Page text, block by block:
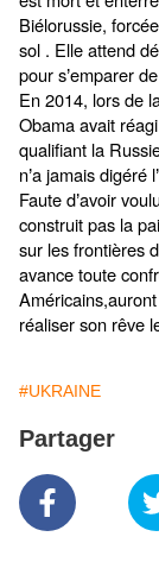
Biélorussie,
sol . Elle attend
pour s’emparer
En 2014, lors de
Obama avait
qualifiant la
n’a jamais digéré l’
Faute d’avoir
construit pas la
sur les frontières
avance toute
réaliser son rêve
#UKRAINE
Partager